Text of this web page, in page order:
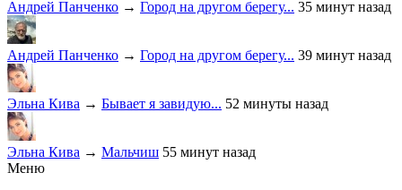
Андрей Панченко → Город на другом берегу... 35 минут назад
Андрей Панченко → Город на другом берегу... 39 минут назад
Эльна Кива → Бывает я завидую... 52 минуты назад
Эльна Кива → Мальчиш 55 минут назад
Меню